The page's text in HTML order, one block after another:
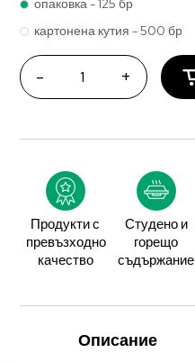
картонена кутия - 500 бр
- +
Продукти с
превъзходно
качество
Студено и
горещо
съдържание
Описание